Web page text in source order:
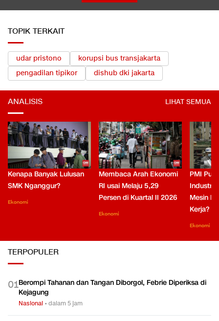
TOPIK TERKAIT
udar pristono
korupsi bus transjakarta
pengadilan tipikor
dishub dki jakarta
ANALISIS LIHAT SEMUA
Kenapa Banyak Lulusan
SMK Nganggur?
Ekonomi
Membaca Arah Ekonomi
RI usai Melaju 5,29
Persen di Kuartal II 2026
Ekonomi
PMI
Industri
Mesin
Kerja?
Ekonomi
TERPOPULER
01Berompi Tahanan dan Tangan Diborgol, Febrie Diperiksa di
Kejagung
Nasional •dalam 5 jam